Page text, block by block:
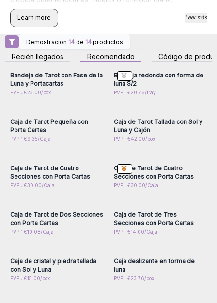
La madera de mango es una madera dura y sostenible
conocida por su durabilidad y carácter distintivo. Ninguna
pieza es exactamente igual a otra, lo que añade autenticidad
y refuerza la naturaleza artesanal de la gama.
Learn more Leer más
Demostración 14 de 14 productos
Recién llegados Recomendado Código de
Inicie sesión o regístrese
para obtener precios al
por mayor
Bandeja de Tarot con Fase de la
Luna y Portacartas
PVP : €23.00/box
para obtener precios al
por mayor
Bandeja redonda con forma de
luna S/2
PVP : €20.76/tray
Inicie sesión o regístrese
Caja de Tarot Pequeña con
Porta Cartas
PVP : €9.35/Caja
Inicie sesión o regístrese
Caja de Tarot Tallada con Sol y
Luna y Cajón
PVP : €42.00/box
Inicie sesión o regístrese
Caja de Tarot de Cuatro
Secciones con Porta Cartas
PVP : €30.00/Caja
Inicie sesión o regístrese
Caja de Tarot de Cuatro
Secciones con Porta Cartas
PVP : €30.00/Caja
Inicie sesión o regístrese
Caja de Tarot de Dos Secciones
con Porta Cartas
PVP : €10.08/Caja
Inicie sesión o regístrese
Caja de Tarot de Tres
Secciones con Porta Cartas
PVP : €14.00/Caja
Inicie sesión o regístrese
Caja de cristal y piedra tallada
con Sol y Luna
PVP : €15.00/box
Inicie sesión o regístrese
Caja deslizante en forma de
luna
PVP : €23.76/box
Inicie sesión o regístrese
Inicie sesión o regístrese